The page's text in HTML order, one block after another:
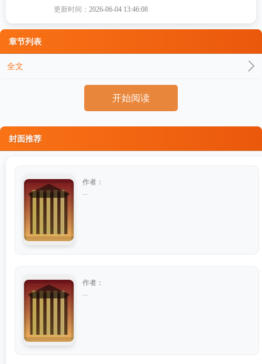
更新时间：2026-06-04 13:46:08
章节列表
全文
开始阅读
封面推荐
作者：
作者：